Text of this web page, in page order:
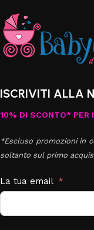
ISCRIVITI ALLA
10% DI SCONTO* PER
*Escluso promozioni in
soltanto sul primo
La tua email